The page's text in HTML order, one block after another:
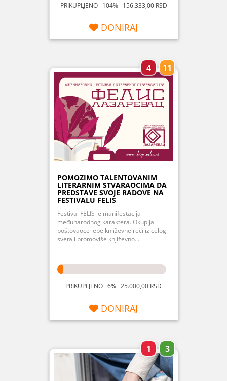
PRIKUPLJENO 104% 156.333,00 RSD
DONIRAJ
4 11
POMOZIMO TALENTOVANIM
LITERARNIM STVARAOCIMA DA
PREDSTAVE SVOJE RADOVE NA
FESTIVALU FELIS
Festival FELIS je manifestacija
međunarodnog karaktera. Okuplja
poštovaoce lepe književne reči iz celog
sveta i promoviše književno...
PRIKUPLJENO 6% 25.000,00 RSD
DONIRAJ
1 3